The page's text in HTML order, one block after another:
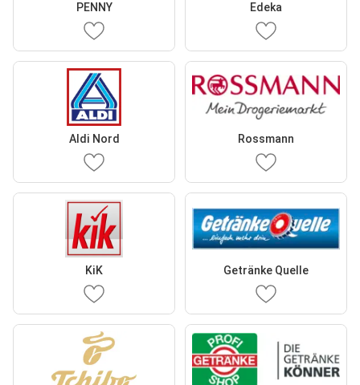
PENNY Edeka
Aldi Nord Rossmann
KiK Getränke Quelle